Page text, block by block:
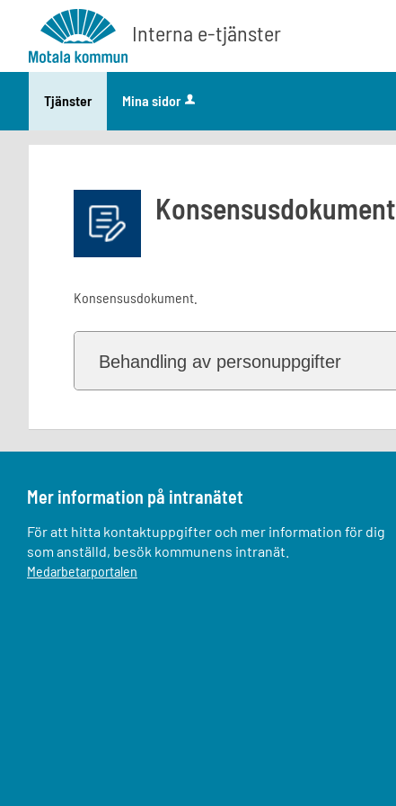
Välkommen
interna
tjänster
-
Interna e-tjänster
Tjänster Mina sidor
Konsensusdokument
Konsensusdokument.
Behandling av personuppgifter
Mer information på intranätet
För att hitta kontaktuppgifter och mer information för dig
som anställd, besök kommunens intranät.
Medarbetarportalen